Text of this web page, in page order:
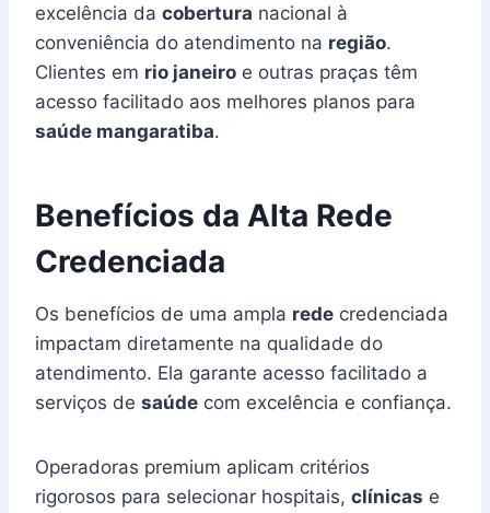
excelência da cobertura nacional à
conveniência do atendimento na região.
Clientes em rio janeiro e outras praças têm
acesso facilitado aos melhores planos para
saúde mangaratiba.
Benefícios da Alta Rede
Credenciada
Os benefícios de uma ampla rede credenciada
impactam diretamente na qualidade do
atendimento. Ela garante acesso facilitado a
serviços de saúde com excelência e confiança.
Operadoras premium aplicam critérios
rigorosos para selecionar hospitais, clínicas e